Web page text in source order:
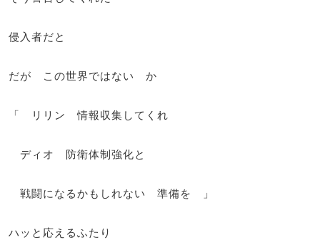
侵入者だと
だが この世界ではない か
「 リリン 情報収集してくれ
ディオ 防衛体制強化と
戦闘になるかもしれない 準備を 」
ハッと応えるふたり